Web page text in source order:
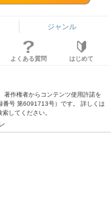
ジャンル
よくある質問 はじめて
著作権者からコンテンツ使用許諾を
番号 第6091713号）です。 詳しくは
してください。